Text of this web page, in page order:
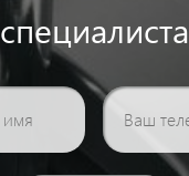
специалиста